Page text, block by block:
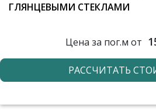
ГЛЯНЦЕВЫМИ СТЕКЛАМИ
Цена за пог.м от
РАССЧИТАТЬ